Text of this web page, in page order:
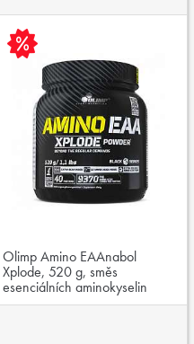
Olimp Amino EAAnabol
Xplode, 520 g, směs
esenciálních aminokyselin